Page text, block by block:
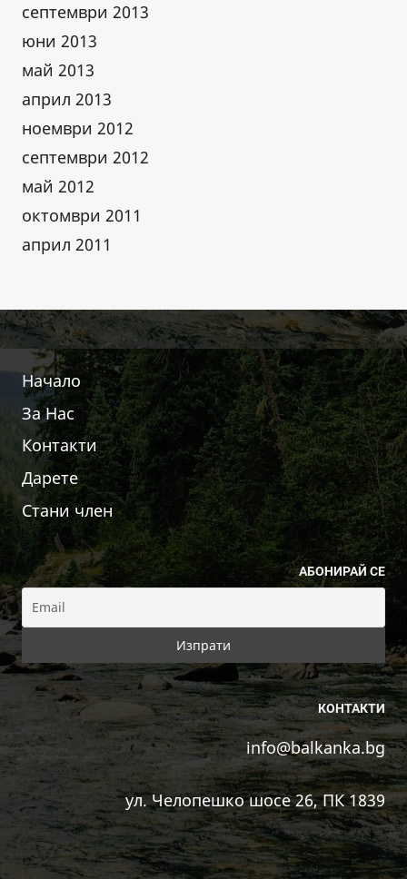
септември 2013
юни 2013
май 2013
април 2013
ноември 2012
септември 2012
май 2012
октомври 2011
април 2011
Начало
За Нас
Контакти
Дарете
Стани член
АБОНИРАЙ СЕ
КОНТАКТИ
info@balkanka.bg
ул. Челопешко шосе 26, ПК 1839